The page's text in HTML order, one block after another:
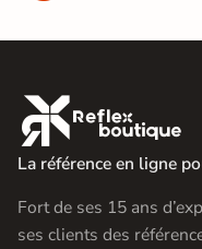

La référence en ligne
Fort de ses 15 ans
ses clients des